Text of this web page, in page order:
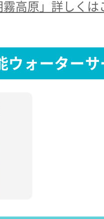
霧高原」詳しくは
ウォーターサ